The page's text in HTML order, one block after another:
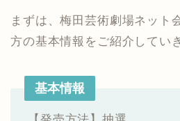
まずは、梅田芸術劇場ネット
方の基本情報をご紹介してい
基本情報